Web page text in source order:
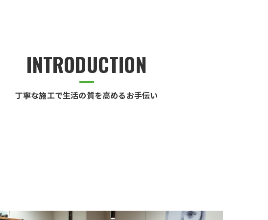
丁寧な施工で生活の質を高めるお手伝い
INTRODUCTION